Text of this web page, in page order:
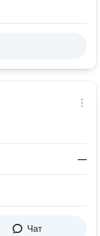
—
Чат